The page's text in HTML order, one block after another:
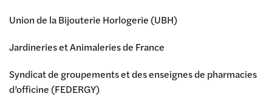
Union de la Bijouterie Horlogerie (UBH)
Jardineries et Animaleries de France
Syndicat de groupements et des enseignes de pharmacies
d’officine (FEDERGY)